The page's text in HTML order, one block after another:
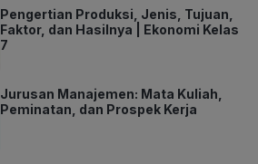
Pengertian Produksi, Jenis, Tujuan,
Faktor, dan Hasilnya | Ekonomi Kelas
7
Jurusan Manajemen: Mata Kuliah,
Peminatan, dan Prospek Kerja